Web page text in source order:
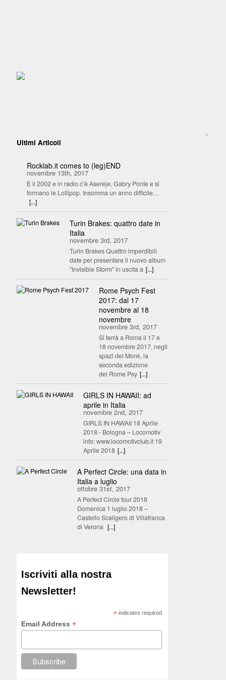
>
Ultimi Articoli
Rocklab.it comes to (leg)END
novembre 13th, 2017
È il 2002 e in radio c’è Asereje, Gabry Ponte e si
formano le Lollipop. Insomma un anno difficile…
[...]
Turin Brakes: quattro date in
Italia
novembre 3rd, 2017
Turin Brakes Quattro imperdibili
date per presentare il nuovo album
"Invisible Storm" in uscita a [...]
Rome Psych Fest
2017: dal 17
novembre al 18
novembre
novembre 3rd, 2017
Si terrà a Roma il 17 e
18 novembre 2017, negli
spazi del Monk, la
seconda edizione
del Rome Psy [...]
GIRLS IN HAWAII: ad
aprile in Italia
novembre 2nd, 2017
GIRLS IN HAWAII 18 Aprile
2018 - Bologna – Locomotiv
info: www.locomotivclub.it 19
Aprile 2018 [...]
A Perfect Circle: una data in
Italia a luglio
ottobre 31st, 2017
A Perfect Circle tour 2018
Domenica 1 luglio 2018 –
Castello Scaligero di Villafranca
di Verona [...]
Iscriviti alla nostra
Newsletter!
* indicates required
Email Address *